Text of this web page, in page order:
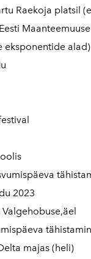
Raekoja platsil
eksponentide alad)
2023
majas (heli)